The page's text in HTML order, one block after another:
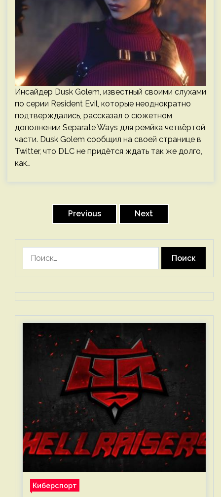
Инсайдер Dusk Golem, известный своими слухами
по серии Resident Evil, которые неоднократно
подтверждались, рассказал о сюжетном
дополнении Separate Ways для ремйка четвёртой
части. Dusk Golem сообщил на своей странице в
Twitter, что DLC не придётся ждать так же долго,
как…
Previous Next
Киберспорт